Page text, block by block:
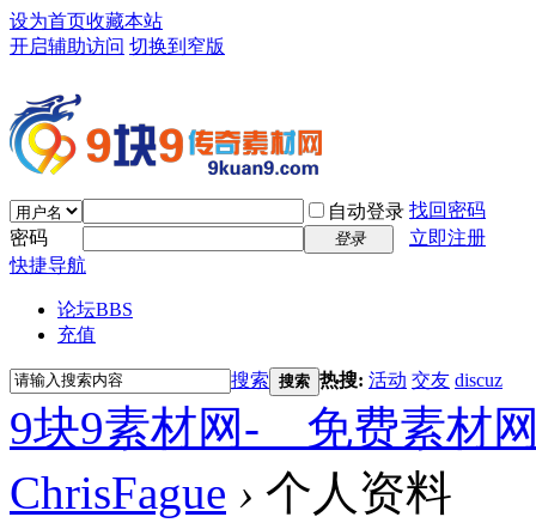
设为首页收藏本站
开启辅助访问 切换到窄版
自动登录 找回密码
密码
登录
立即注册
快捷导航
论坛BBS
充值
搜索 搜索 热搜: 活动 交友 discuz
9块9素材网-＿免费素材
ChrisFague › 个人资料